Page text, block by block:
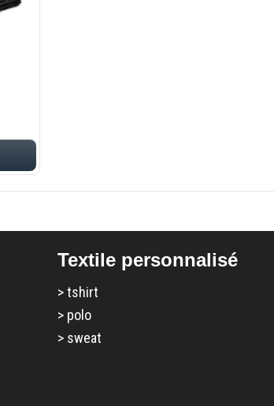
Textile personnalisé
>tshirt
> polo
> sweat